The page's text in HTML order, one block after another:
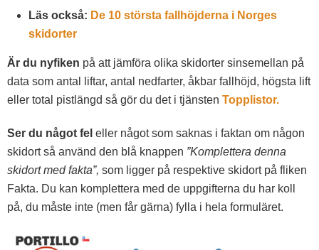
Läs också: De 10 största fallhöjderna i Norges
skidorter
Är du nyfiken på att jämföra olika skidorter sinsemellan på
data som antal liftar, antal nedfarter, åkbar fallhöjd, högsta lift
eller total pistlängd så gör du det i tjänsten Topplistor.
Ser du något fel eller något som saknas i faktan om någon
skidort så använd den blå knappen ”Komplettera denna
skidort med fakta”, som ligger på respektive skidort på fliken
Fakta. Du kan komplettera med de uppgifterna du har koll
på, du måste inte (men får gärna) fylla i hela formuläret.